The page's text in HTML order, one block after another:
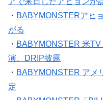
・BABYMONSTERアヒ
がる
・BABYMONSTER 米TV
演、DRIP披露
・BABYMONSTER アメ
・